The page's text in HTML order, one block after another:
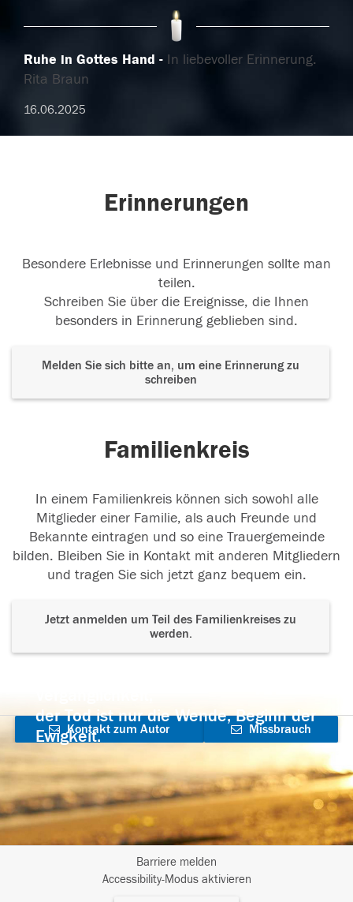
Ruhe in Gottes Hand
In liebevoller Erinnerung.
Rita Braun
16.06.2025
Erinnerungen
Besondere Erlebnisse und Erinnerungen sollte man
teilen.
Schreiben Sie über die Ereignisse, die Ihnen
besonders in Erinnerung geblieben sind.
Melden Sie sich bitte an, um eine Erinnerung zu
schreiben
Familienkreis
In einem Familienkreis können sich sowohl alle
Mitglieder einer Familie, als auch Freunde und
Bekannte eintragen und so eine Trauergemeinde
bilden. Bleiben Sie in Kontakt mit anderen Mitgliedern
und tragen Sie sich jetzt ganz bequem ein.
Jetzt anmelden um Teil des Familienkreises zu
werden.
der Tod ist nur die Wende, Beginn der
Ewigkeit.
Kontakt zum Autor
aufnehmen
Missbrauch
Barriere melden
Accessibility-Modus aktivieren